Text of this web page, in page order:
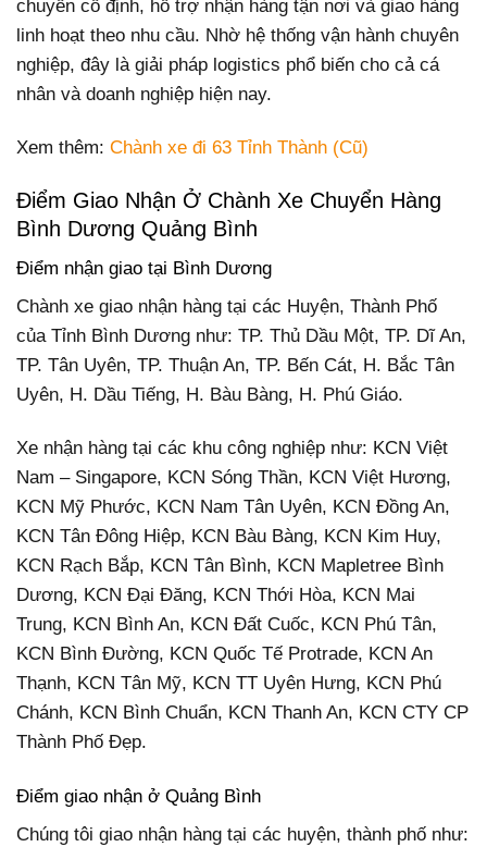
chuyển cố định, hỗ trợ nhận hàng tận nơi và giao hàng
linh hoạt theo nhu cầu. Nhờ hệ thống vận hành chuyên
nghiệp, đây là giải pháp logistics phổ biến cho cả cá
nhân và doanh nghiệp hiện nay.
Xem thêm: Chành xe đi 63 Tỉnh Thành (Cũ)
Điểm Giao Nhận Ở Chành Xe Chuyển Hàng
Bình Dương Quảng Bình
Điểm nhận giao tại Bình Dương
Chành xe giao nhận hàng tại các Huyện, Thành Phố
của Tỉnh Bình Dương như: TP. Thủ Dầu Một, TP. Dĩ An,
TP. Tân Uyên, TP. Thuận An, TP. Bến Cát, H. Bắc Tân
Uyên, H. Dầu Tiếng, H. Bàu Bàng, H. Phú Giáo.
Xe nhận hàng tại các khu công nghiệp như: KCN Việt
Nam – Singapore, KCN Sóng Thần, KCN Việt Hương,
KCN Mỹ Phước, KCN Nam Tân Uyên, KCN Đồng An,
KCN Tân Đông Hiệp, KCN Bàu Bàng, KCN Kim Huy,
KCN Rạch Bắp, KCN Tân Bình, KCN Mapletree Bình
Dương, KCN Đại Đăng, KCN Thới Hòa, KCN Mai
Trung, KCN Bình An, KCN Đất Cuốc, KCN Phú Tân,
KCN Bình Đường, KCN Quốc Tế Protrade, KCN An
Thạnh, KCN Tân Mỹ, KCN TT Uyên Hưng, KCN Phú
Chánh, KCN Bình Chuẩn, KCN Thanh An, KCN CTY CP
Thành Phố Đẹp.
Điểm giao nhận ở Quảng Bình
Chúng tôi giao nhận hàng tại các huyện, thành phố như: